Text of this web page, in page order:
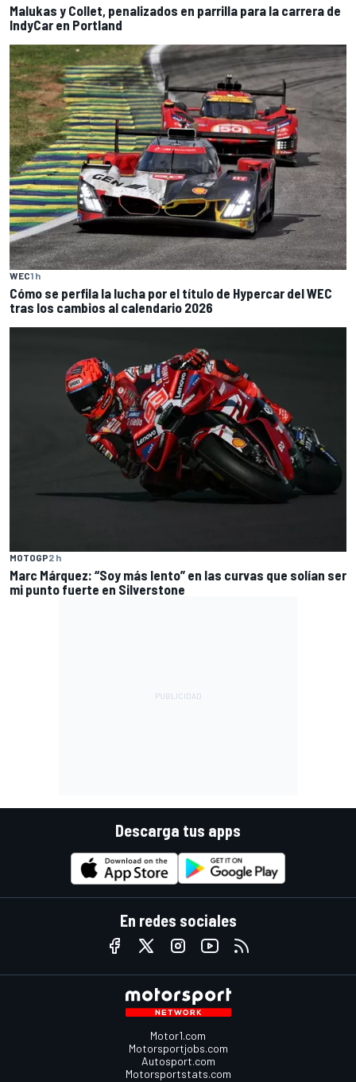
Malukas y Collet, penalizados en parrilla para la carrera de
IndyCar en Portland
WEC1 h
Cómo se perfila la lucha por el título de Hypercar del WEC
tras los cambios al calendario 2026
MOTOGP2 h
Marc Márquez: “Soy más lento” en las curvas que solían ser
mi punto fuerte en Silverstone
Descarga tus apps
En redes sociales
Motor1.com
Motorsportjobs.com
Autosport.com
Motorsportstats.com